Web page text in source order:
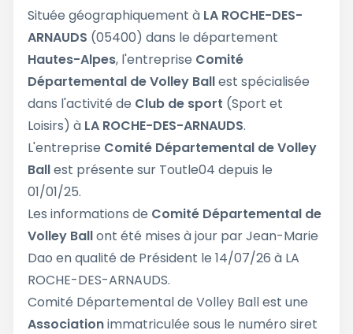
Située géographiquement à LA ROCHE-DES-
ARNAUDS (05400) dans le département
Hautes-Alpes, l'entreprise Comité
Départemental de Volley Ballest spécialisée
dans l'activité de Club de sport (Sport et
Loisirs) à LA ROCHE-DES-ARNAUDS.
L'entreprise Comité Départemental de Volley
Ballest présente sur Toutle04 depuis le
01/01/25.
Les informations de Comité Départemental de
Volley Ballont été mises à jour par Jean-Marie
Dao en qualité de Président le 14/07/26 à LA
ROCHE-DES-ARNAUDS.
Comité Départemental de Volley Ball est une
Associationimmatriculée sous le numéro siret